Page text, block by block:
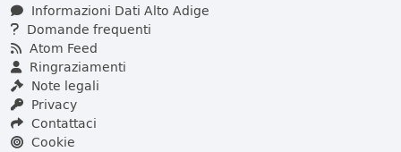
Informazioni Dati Alto Adige
Domande frequenti
Atom Feed
Ringraziamenti
Note legali
Privacy
Contattaci
Cookie